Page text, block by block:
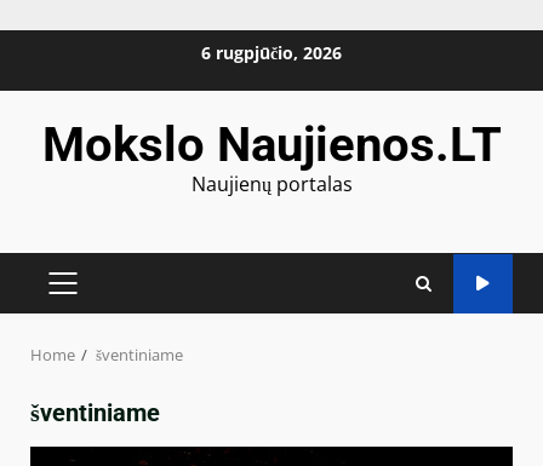
6 rugpjūčio, 2026
Mokslo Naujienos.LT
Naujienų portalas
PRIMARY
Home šventiniame
šventiniame